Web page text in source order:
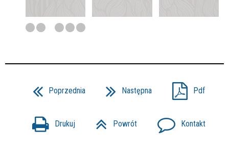
Poprzednia Następna Pdf
Drukuj Powrót Kontakt